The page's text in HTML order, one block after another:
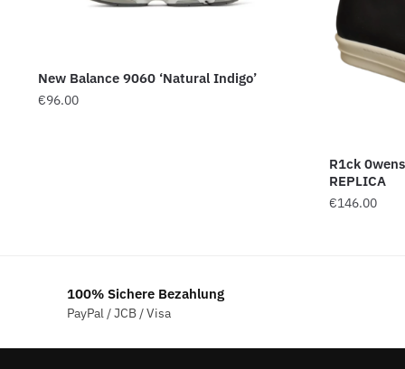
New Balance 9060 ‘Natural Indigo’
€96.00
R1ck
REPLICA
€146.00
100% Sichere Bezahlung
PayPal / JCB / Visa